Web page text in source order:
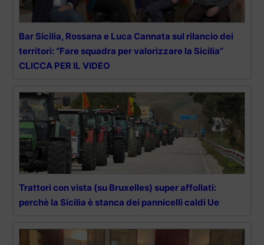
Bar Sicilia, Rossana e Luca Cannata sul rilancio dei
territori: “Fare squadra per valorizzare la Sicilia”
CLICCA PER IL VIDEO
Trattori con vista (su Bruxelles) super affollati:
perchè la Sicilia è stanca dei pannicelli caldi Ue